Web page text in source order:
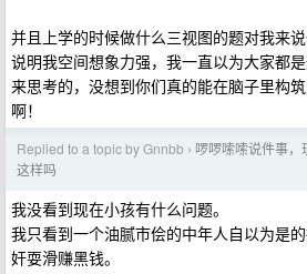
并且上学的时候做什么三视图的题对我来
说明我空间想象力强，我一直以为大家都
来思考的，没想到你们真的能在脑子里构
啊！
Replied to a topic by Gnnbb › 啰啰嗦嗦说件事，
这样吗
我没看到现在小孩有什么问题。
我只看到一个油腻市侩的中年人自以为是
奸耍滑赚黑钱。